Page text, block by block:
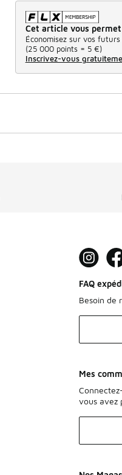
Cet article vous
Économisez sur vos futurs
(25 000 points = 5 €)
Inscrivez-vous
FAQ
Besoin de
Mes
vous avez